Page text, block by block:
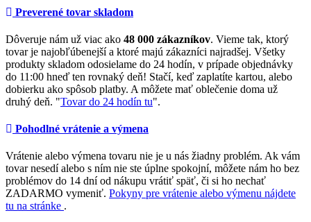
Preverené tovar skladom
Dôveruje nám už viac ako 48 000 zákazníkov. Vieme tak, ktorý
tovar je najobľúbenejší a ktoré majú zákazníci najradšej. Všetky
produkty skladom odosielame do 24 hodín, v prípade objednávky
do 11:00 hneď ten rovnaký deň! Stačí, keď zaplatíte kartou, alebo
dobierku ako spôsob platby. A môžete mať oblečenie doma už
druhý deň. "Tovar do 24 hodín tu".
Pohodlné vrátenie a výmena
Vrátenie alebo výmena tovaru nie je u nás žiadny problém. Ak vám
tovar nesedí alebo s ním nie ste úplne spokojní, môžete nám ho bez
problémov do 14 dní od nákupu vrátiť späť, či si ho nechať
ZADARMO vymeniť. Pokyny pre vrátenie alebo výmenu nájdete
tu na stránke .